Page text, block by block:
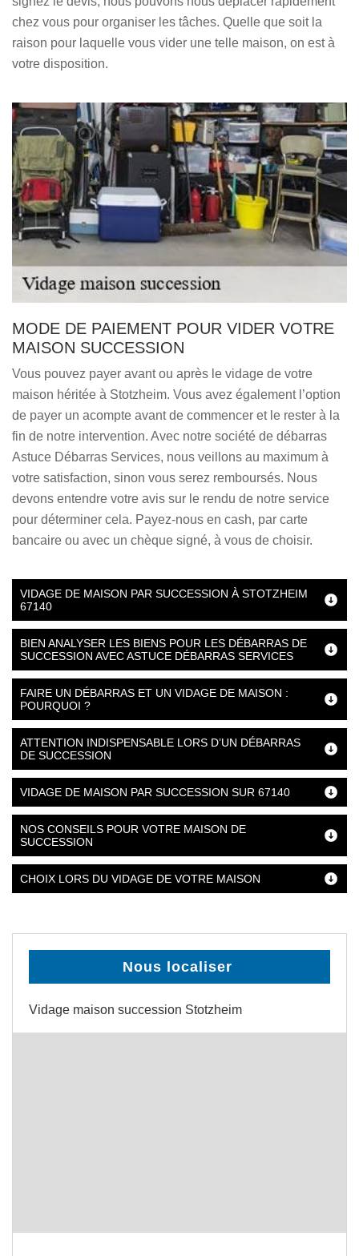
chez vous pour organiser les tâches. Quelle que soit la
raison pour laquelle vous vider une telle maison, on est à
votre disposition.
MODE DE PAIEMENT POUR VIDER VOTRE
MAISON SUCCESSION
Vous pouvez payer avant ou après le vidage de votre
maison héritée à Stotzheim. Vous avez également l’option
de payer un acompte avant de commencer et le rester à la
fin de notre intervention. Avec notre société de débarras
Astuce Débarras Services, nous veillons au maximum à
votre satisfaction, sinon vous serez remboursés. Nous
devons entendre votre avis sur le rendu de notre service
pour déterminer cela. Payez-nous en cash, par carte
bancaire ou avec un chèque signé, à vous de choisir.
VIDAGE DE MAISON PAR SUCCESSION À STOTZHEIM
67140
BIEN ANALYSER LES BIENS POUR LES DÉBARRAS DE
SUCCESSION AVEC ASTUCE DÉBARRAS SERVICES
FAIRE UN DÉBARRAS ET UN VIDAGE DE MAISON :
POURQUOI ?
ATTENTION INDISPENSABLE LORS D’UN DÉBARRAS
DE SUCCESSION
VIDAGE DE MAISON PAR SUCCESSION SUR 67140
NOS CONSEILS POUR VOTRE MAISON DE
SUCCESSION
CHOIX LORS DU VIDAGE DE VOTRE MAISON
Nous localiser
Vidage maison succession Stotzheim